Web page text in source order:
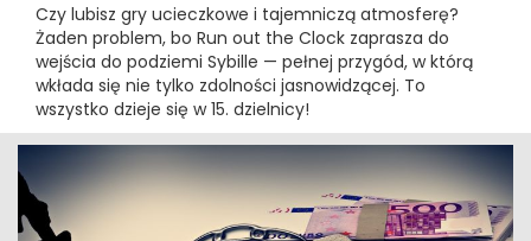
Czy lubisz gry ucieczkowe i tajemniczą atmosferę?
Żaden problem, bo Run out the Clock zaprasza do
wejścia do podziemi Sybille — pełnej przygód, w którą
wkłada się nie tylko zdolności jasnowidzącej. To
wszystko dzieje się w 15. dzielnicy!